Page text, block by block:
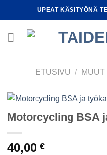
to
UPEAT KÄSITYÖNÄ
ETUSIVU / MUUT
Motorcycling BSA
40,00 €